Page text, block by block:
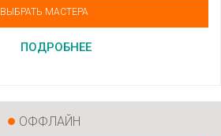
ВЫБРАТЬ МАСТЕРА
ПОДРОБНЕЕ
ОФФЛАЙН